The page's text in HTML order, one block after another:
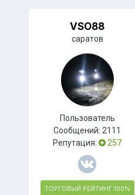
VSO88
саратов
Пользователь
Сообщений: 2111
Репутация:
257
ТОРГОВЫЙ РЕЙТИНГ 100%